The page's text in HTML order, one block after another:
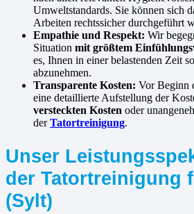
Umweltstandards. Sie können sich
Arbeiten rechtssicher durchgeführt
Empathie und Respekt: Wir
Situation mit größtem
es, Ihnen in einer belastenden Zeit
abzunehmen.
Transparente Kosten: Vor Beginn
eine detaillierte Aufstellung der
versteckten Kosten oder
derTatortreinigung.
Unser
der Tatortreinigung
(Sylt)